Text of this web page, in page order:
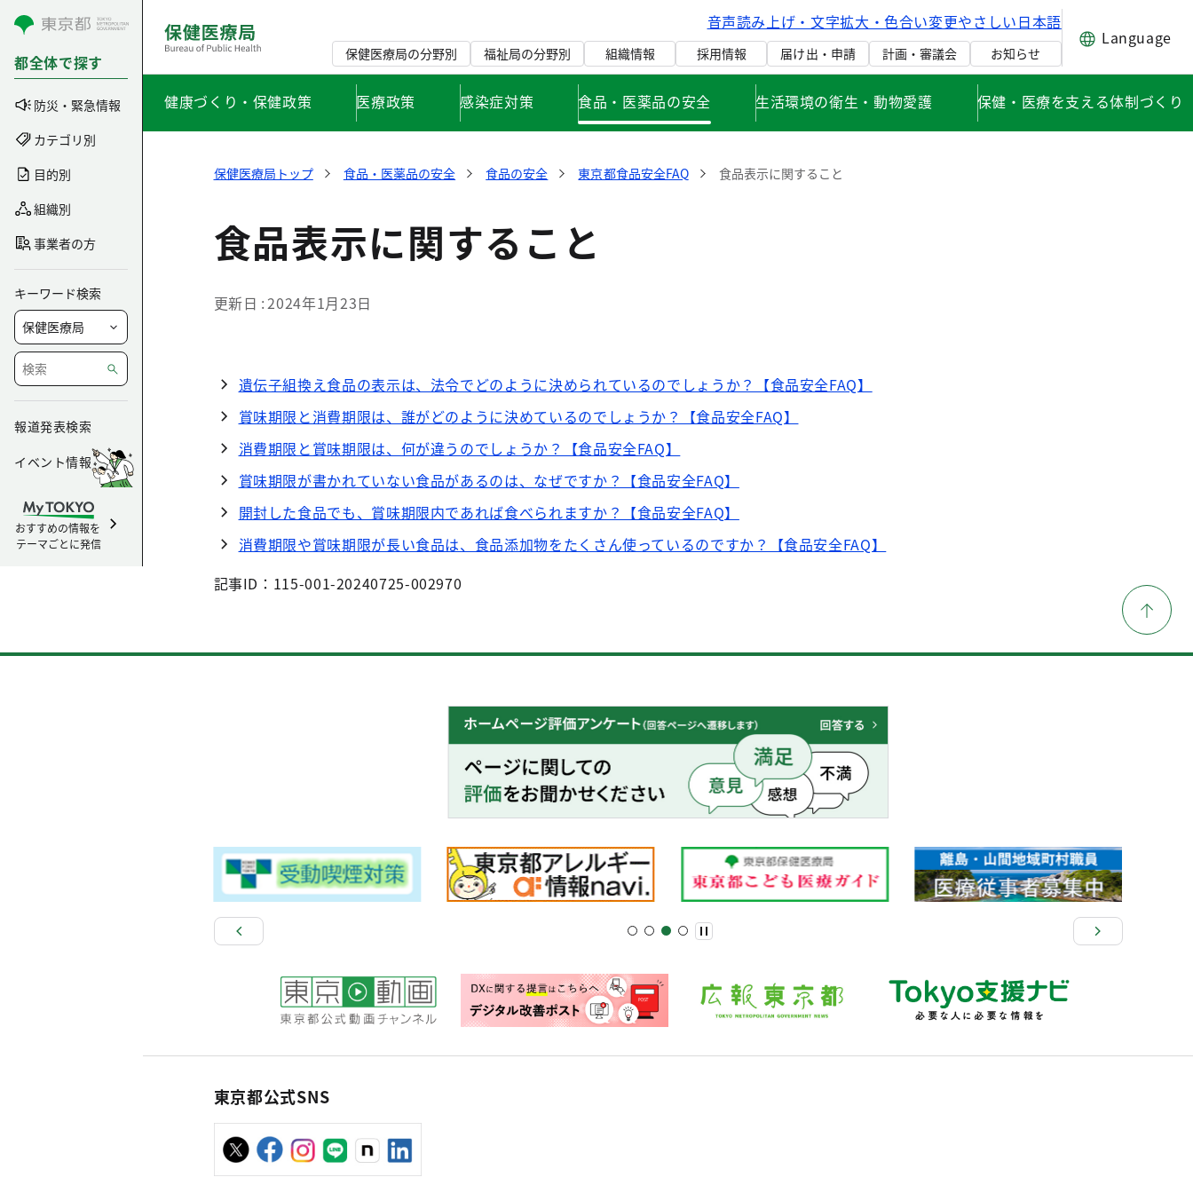
コンテンツにスキップ
都全体で探す
防災・緊急情報
カテゴリ別
目的別
組織別
事業者の方
キーワード検索
報道発表検索
イベント情報
おすすめの情報を
テーマごとに発信
音声読み上げ・文字拡大・色合い変更やさしい日本語
保健医療局の分野別 福祉局の分野別 組織情報 採用情報 届け出・申請 計画・審議会 お知らせ
Language
健康づくり・保健政策 医療政策 感染症対策 食品・医薬品の安全 生活環境の衛生・動物愛護 保健・医療を支える体制づくり
保健医療局トップ 食品・医薬品の安全 食品の安全 東京都食品安全FAQ 食品表示に関すること
食品表示に関すること
更新日 2024年1月23日
遺伝子組換え食品の表示は、法令でどのように決められているのでしょうか？【食品安全FAQ】
賞味期限と消費期限は、誰がどのように決めているのでしょうか？【食品安全FAQ】
消費期限と賞味期限は、何が違うのでしょうか？【食品安全FAQ】
賞味期限が書かれていない食品があるのは、なぜですか？【食品安全FAQ】
開封した食品でも、賞味期限内であれば食べられますか？【食品安全FAQ】
消費期限や賞味期限が長い食品は、食品添加物をたくさん使っているのですか？【食品安全FAQ】
記事ID：115-001-20240725-002970
東京都公式SNS